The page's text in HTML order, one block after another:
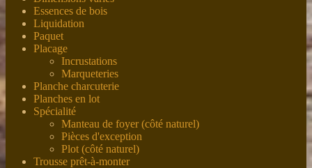
Essences de bois
Liquidation
Paquet
Placage
Incrustations
Marqueteries
Planche charcuterie
Planches en lot
Spécialité
Manteau de foyer (côté naturel)
Pièces d'exception
Plot (côté naturel)
Trousse prêt-à-monter